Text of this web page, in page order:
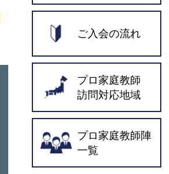
ご入会の流れ
プロ家庭教師
訪問対応地域
プロ家庭教師陣
一覧